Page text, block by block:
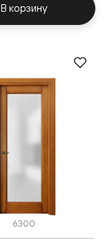
В корзину
6300